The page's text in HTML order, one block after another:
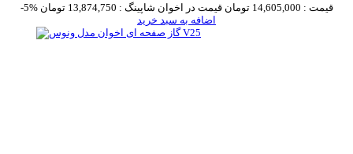
-5% قیمت : 14,605,000 تومان قیمت در اخوان شاپینگ : 13,874,750 تومان
اضافه به سبد خرید